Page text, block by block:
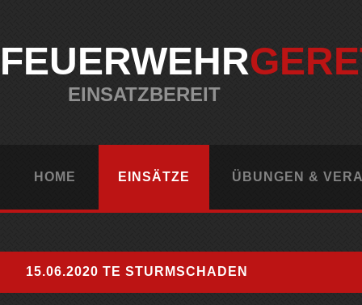
FEUERWEHR
EINSATZBEREIT
HOME EINSÄTZE ÜBUNGEN &
15.06.2020 TE STURMSCHADEN